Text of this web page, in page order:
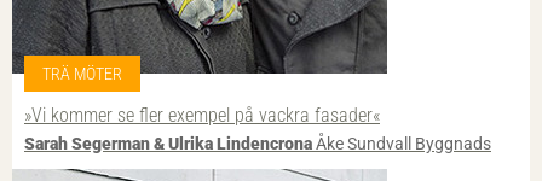
TRÄ MÖTER
»Vi kommer se fler exempel på vackra fasader«
Sarah Segerman & Ulrika LindencronaÅke Sundvall Byggnads